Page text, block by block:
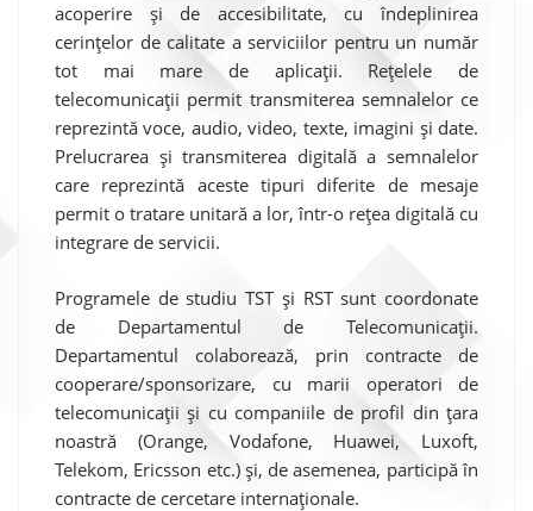
acoperire și de accesibilitate, cu îndeplinirea
cerințelor de calitate a serviciilor pentru un număr
tot mai mare de aplicații. Rețelele de
telecomunicații permit transmiterea semnalelor ce
reprezintă voce, audio, video, texte, imagini și date.
Prelucrarea și transmiterea digitală a semnalelor
care reprezintă aceste tipuri diferite de mesaje
permit o tratare unitară a lor, într-o rețea digitală cu
integrare de servicii.
Programele de studiu TST și RST sunt coordonate
de Departamentul de Telecomunicații.
Departamentul colaborează, prin contracte de
cooperare/sponsorizare, cu marii operatori de
telecomunicații și cu companiile de profil din țara
noastră (Orange, Vodafone, Huawei, Luxoft,
Telekom, Ericsson etc.) și, de asemenea, participă în
contracte de cercetare internaționale.